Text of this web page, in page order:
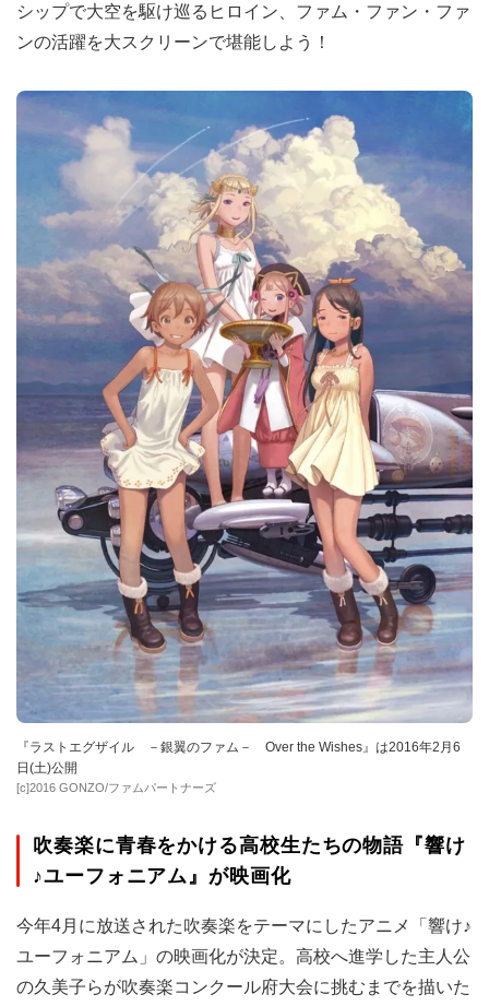
シップで大空を駆け巡るヒロイン、ファム・ファン・ファ
ンの活躍を大スクリーンで堪能しよう！
『ラストエグザイル －銀翼のファム－ Over the Wishes』は2016年2月6
日(土)公開
[c]2016 GONZO/ファムパートナーズ
吹奏楽に青春をかける高校生たちの物語『響け
♪ユーフォニアム』が映画化
今年4月に放送された吹奏楽をテーマにしたアニメ「響け♪
ユーフォニアム」の映画化が決定。高校へ進学した主人公
の久美子らが吹奏楽コンクール府大会に挑むまでを描いた